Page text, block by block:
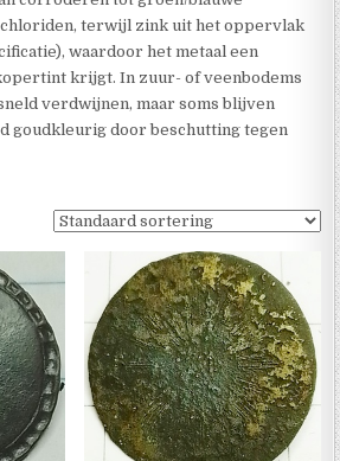
terwijl zink uit het oppervlak
waardoor het metaal een
krijgt. In zuur- of veenbodems
verdwijnen, maar soms blijven
goudkleurig door beschutting tegen